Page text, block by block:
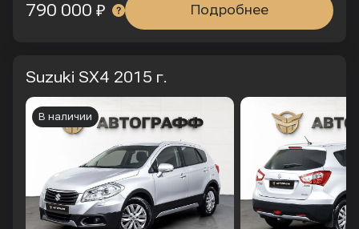
Подробнее
790 000 ₽
Suzuki SX4 2015 г.
В наличии